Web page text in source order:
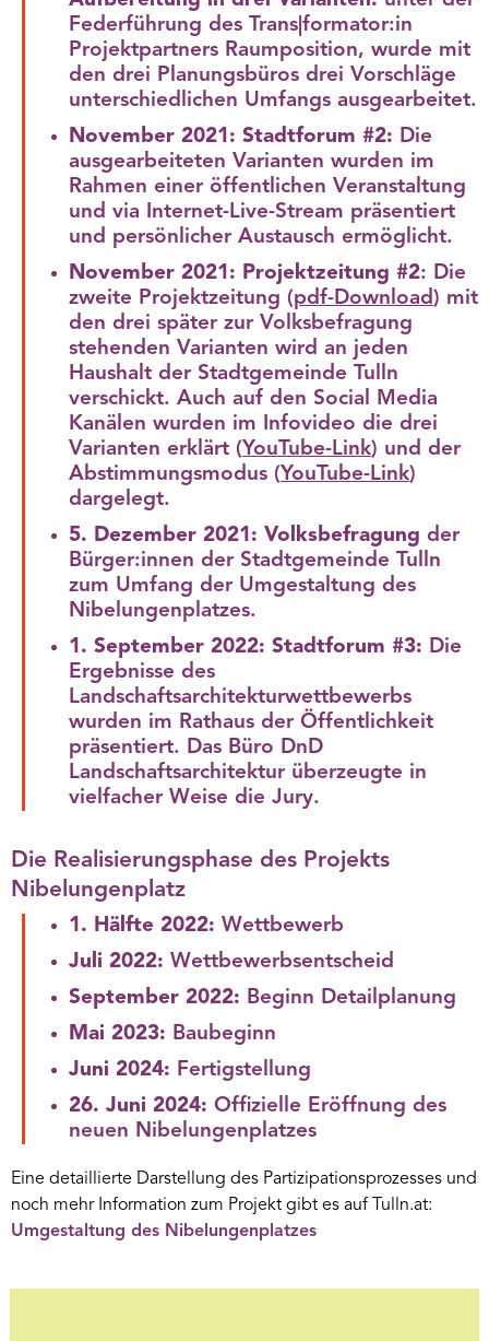
Federführung des Trans|formator:in
Projektpartners Raumposition, wurde mit
den drei Planungsbüros drei Vorschläge
unterschiedlichen Umfangs ausgearbeitet.
November 2021: Stadtforum #2: Die
ausgearbeiteten Varianten wurden im
Rahmen einer öffentlichen Veranstaltung
und via Internet-Live-Stream präsentiert
und persönlicher Austausch ermöglicht.
November 2021: Projektzeitung #2: Die
zweite Projektzeitung (pdf-Download ) mit
den drei später zur Volksbefragung
stehenden Varianten wird an jeden
Haushalt der Stadtgemeinde Tulln
verschickt. Auch auf den Social Media
Kanälen wurden im Infovideo die drei
Varianten erklärt (YouTube-Link) und der
Abstimmungsmodus (YouTube-Link)
dargelegt.
5. Dezember 2021: Volksbefragung der
Bürger:innen der Stadtgemeinde Tulln
zum Umfang der Umgestaltung des
Nibelungenplatzes.
1. September 2022: Stadtforum #3: Die
Ergebnisse des
Landschaftsarchitekturwettbewerbs
wurden im Rathaus der Öffentlichkeit
präsentiert. Das Büro DnD
Landschaftsarchitektur überzeugte in
vielfacher Weise die Jury.
Die Realisierungsphase des Projekts
Nibelungenplatz
1. Hälfte 2022: Wettbewerb
Juli 2022: Wettbewerbsentscheid
September 2022: Beginn Detailplanung
Mai 2023: Baubeginn
Juni 2024: Fertigstellung
26. Juni 2024: Offizielle Eröffnung des
neuen Nibelungenplatzes
Eine detaillierte Darstellung des Partizipationsprozesses und
noch mehr Information zum Projekt gibt es auf Tulln.at:
Umgestaltung des Nibelungenplatzes